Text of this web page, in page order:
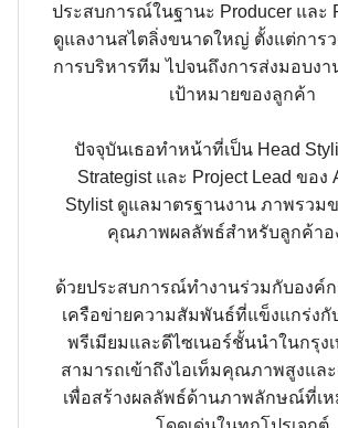
ประสบการณ์ในฐานะ Producer และ
ดูแลงานสไตลิ่งขนาดใหญ่ ตั้งแต่การ
การบริหารทีม ไปจนถึงการส่งมอบง
เป้าหมายของลูกค้า
ปัจจุบันเธอทำหน้าที่เป็น Head
Strategist และ Project Lead ของ
Stylist ดูแลมาตรฐานงาน ภาพรวม
คุณภาพผลลัพธ์สำหรับลูกค้าอ
ด้วยประสบการณ์ทำงานร่วมกับองค์
เครือข่ายความสัมพันธ์ที่แข็งแกร่ง
พรีเมียมและดีไซเนอร์ชั้นนำในกรุง
สามารถเข้าถึงไอเท็มคุณภาพสูงแล
เพื่อสร้างผลลัพธ์ด้านภาพลักษณ์ที่เ